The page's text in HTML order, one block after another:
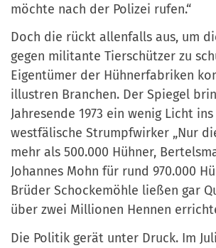
möchte nach der Polizei rufen.“
Doch die rückt allenfalls aus, um
gegen militante Tierschützer zu
Eigentümer der Hühnerfabriken
illustren Branchen. Der Spiegel
Jahresende 1973 ein wenig Licht
westfälische Strumpfwirker „Nur
mehr als 500.000 Hühner,
Johannes Mohn für rund 970.000
Brüder Schockemöhle ließen gar
über zwei Millionen Hennen
Die Politik gerät unter Druck. Im Juli